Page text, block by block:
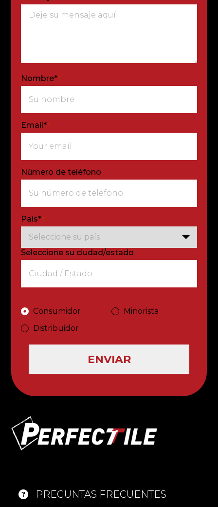
PREGUNTAS FRECUENTES
Nombre* *
Email* *
Número de teléfono
País* *
Seleccione su ciudad/estado
*
Consumidor
Minorista
Distribuidor
ENVIAR